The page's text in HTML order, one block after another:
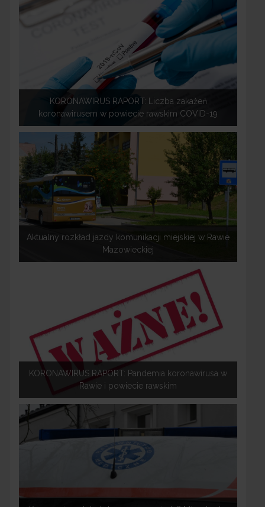
KORONAWIRUS RAPORT: Liczba zakażeń
koronawirusem w powiecie rawskim COVID-19
Aktualny rozkład jazdy komunikacji miejskiej w Rawie
Mazowieckiej
KORONAWIRUS RAPORT: Pandemia koronawirusa w
Rawie i powiecie rawskim